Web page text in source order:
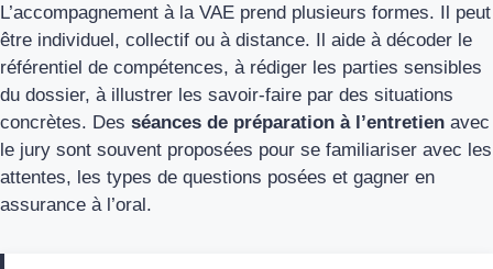
L’accompagnement à la VAE prend plusieurs formes. Il peut
être individuel, collectif ou à distance. Il aide à décoder le
référentiel de compétences, à rédiger les parties sensibles
du dossier, à illustrer les savoir-faire par des situations
concrètes. Des séances de préparation à l’entretien avec
le jury sont souvent proposées pour se familiariser avec les
attentes, les types de questions posées et gagner en
assurance à l’oral.